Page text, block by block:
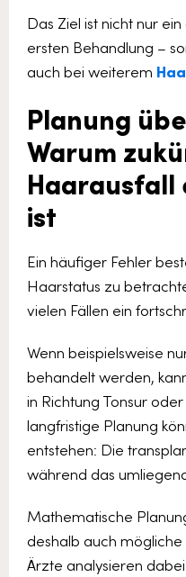
Das Ziel ist nicht nur
ersten Behandlung –
auch bei weiterem
Planung
Warum
Haarausfall
ist
Ein häufiger Fehler
Haarstatus zu
vielen Fällen ein
Wenn beispielsweise
behandelt werden,
in Richtung Tonsur
langfristige Planung
entstehen: Die
während das
Mathematische
deshalb auch
Ärzte analysieren